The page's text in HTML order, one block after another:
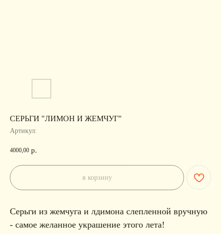
СЕРЬГИ "ЛИМОН И ЖЕМЧУГ"
Артикул:
4000,00 р.
в корзину
Серьги из жемчуга и лдимона слепленной вручную
- самое желанное украшение этого лета!